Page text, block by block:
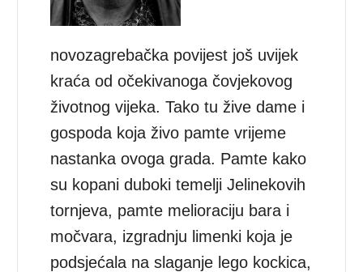
novozagrebačka povijest još uvijek
kraća od očekivanoga čovjekovog
životnog vijeka. Tako tu žive dame i
gospoda koja živo pamte vrijeme
nastanka ovoga grada. Pamte kako
su kopani duboki temelji Jelinekovih
tornjeva, pamte melioraciju bara i
močvara, izgradnju limenki koja je
podsjećala na slaganje lego kockica,